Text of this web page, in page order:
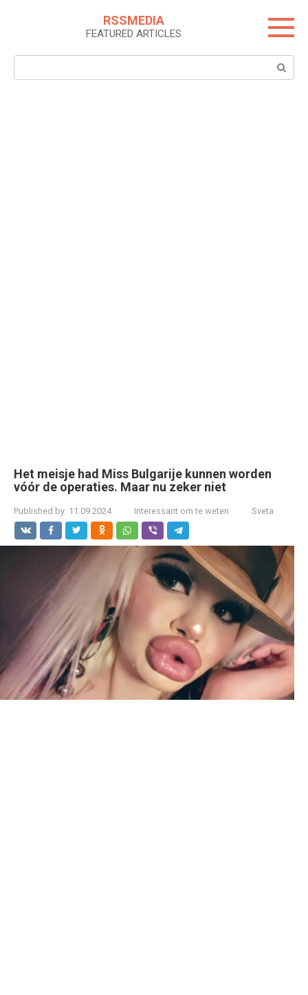
RSSMEDIA
FEATURED ARTICLES
Search:
Het meisje had Miss Bulgarije kunnen worden
vóór de operaties. Maar nu zeker niet
Published by: 11.09.2024 Interessant om te weten Sveta